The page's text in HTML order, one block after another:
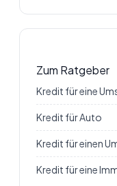
Zum Ratgeber
Kredit für eine
Kredit für Auto
Kredit für einen
Kredit für eine